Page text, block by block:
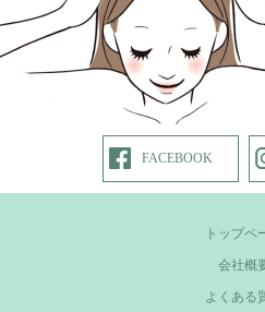
FACEBOOK
トップペ
会社概
よくある